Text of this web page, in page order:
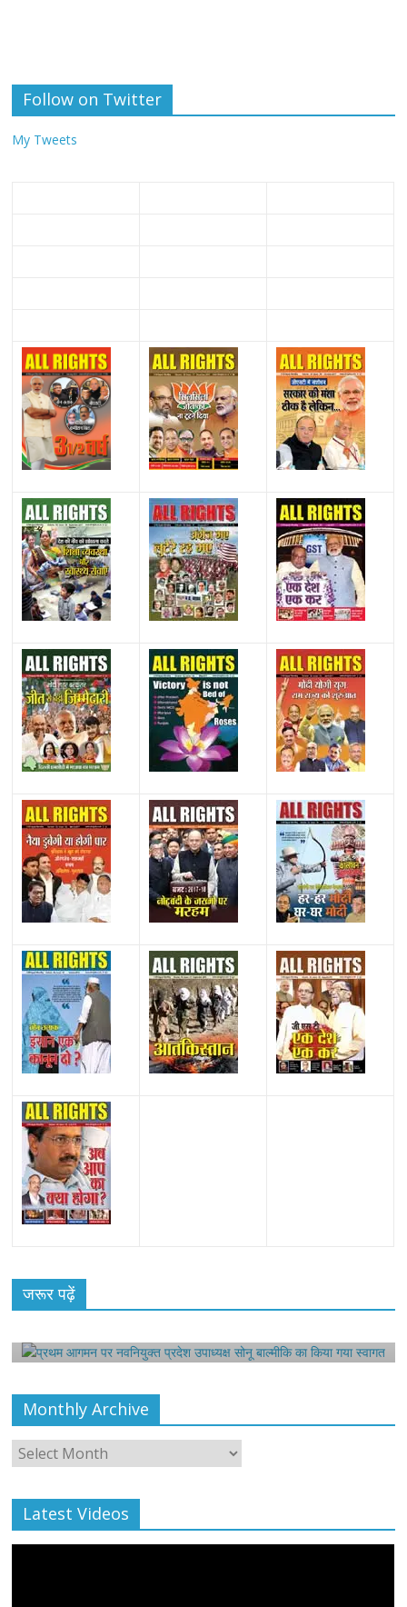
Follow on Twitter
My Tweets
जरूर पढ़ें
प्रथम आगमन पर नवनियुक्त प्रदेश उपाध्यक्ष सोनू
बाल्मीकि का किया गया स्वागत
Monthly Archive
Monthly
Archive
Latest Videos